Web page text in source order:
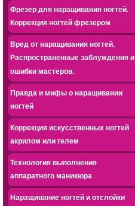
Фрезер для наращивания ногтей.
Коррекция ногтей фрезером
Вред от наращивания ногтей.
Распространенные заблуждения и
ошибки мастеров.
Правда и мифы о наращивании
ногтей
Коррекция искусственных ногтей
акрилом или гелем
Технология выполнения
аппаратного маникюра
Наращивание ногтей и отслойки